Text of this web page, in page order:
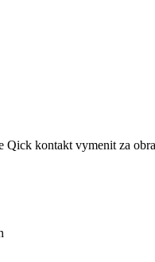
Qick kontakt vymenit za